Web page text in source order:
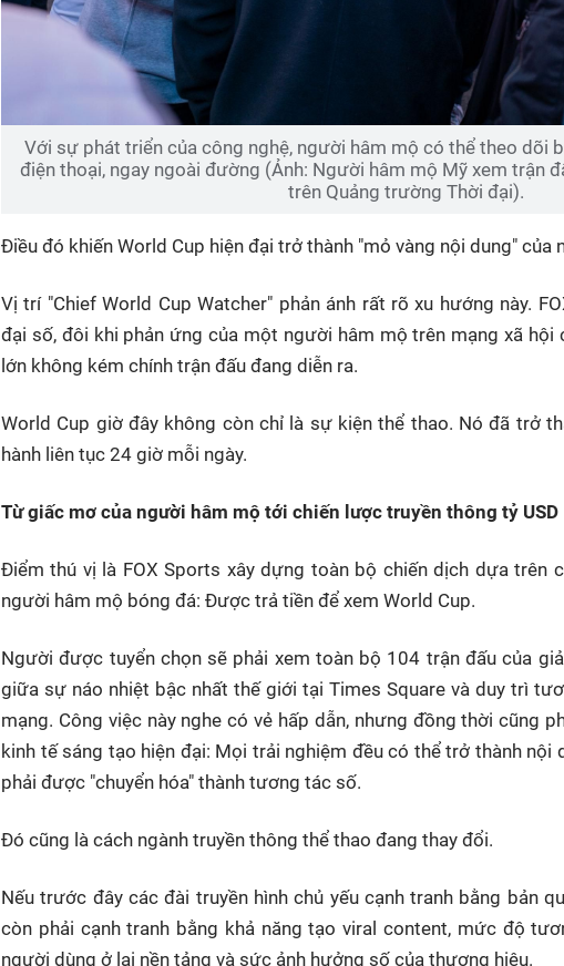
Với sự phát triển của công nghệ, người hâm mộ có thể theo dõi
điện thoại, ngay ngoài đường (Ảnh: Người hâm mộ Mỹ xem trận
trên Quảng trường Thời đại).
Điều đó khiến World Cup hiện đại trở thành "mỏ vàng nội dung" của
Vị trí "Chief World Cup Watcher" phản ánh rất rõ xu hướng này.
đại số, đôi khi phản ứng của một người hâm mộ trên mạng xã
lớn không kém chính trận đấu đang diễn ra.
World Cup giờ đây không còn chỉ là sự kiện thể thao. Nó đã trở
hành liên tục 24 giờ mỗi ngày.
Từ giấc mơ của người hâm mộ tới chiến lược truyền thông tỷ USD
Điểm thú vị là FOX Sports xây dựng toàn bộ chiến dịch dựa trên
người hâm mộ bóng đá: Được trả tiền để xem World Cup.
Người được tuyển chọn sẽ phải xem toàn bộ 104 trận đấu của
giữa sự náo nhiệt bậc nhất thế giới tại Times Square và duy trì
mạng. Công việc này nghe có vẻ hấp dẫn, nhưng đồng thời cũng
kinh tế sáng tạo hiện đại: Mọi trải nghiệm đều có thể trở thành nội
phải được "chuyển hóa" thành tương tác số.
Đó cũng là cách ngành truyền thông thể thao đang thay đổi.
Nếu trước đây các đài truyền hình chủ yếu cạnh tranh bằng bản
còn phải cạnh tranh bằng khả năng tạo viral content, mức độ
người dùng ở lại nền tảng và sức ảnh hưởng số của thương hiệu.